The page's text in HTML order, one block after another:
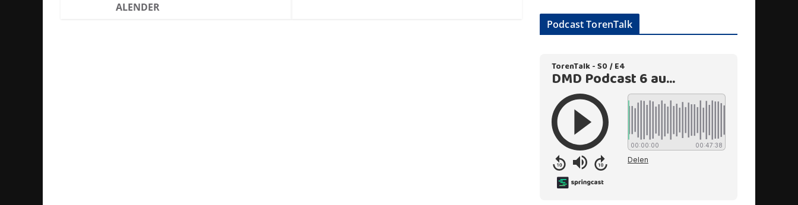
ALENDER
Podcast TorenTalk